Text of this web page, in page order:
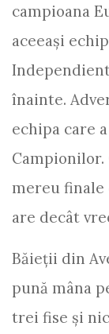
campioana
aceeaşi
înainte.
echipa care
Campionilor.
mereu finale
are decât
Băieţii din
pună mâna
trei fise şi